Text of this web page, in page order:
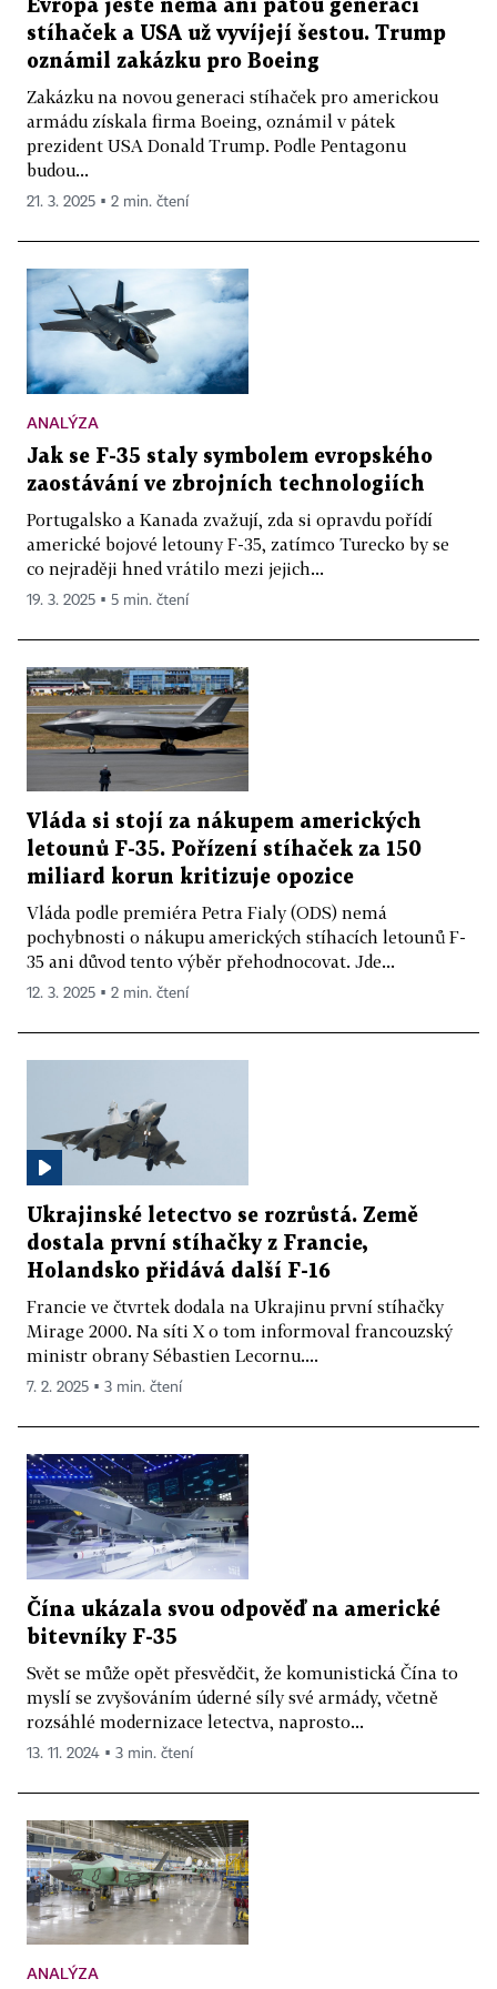
Evropa ještě nemá ani pátou generaci
stíhaček a USA už vyvíjejí šestou. Trump
oznámil zakázku pro Boeing
Zakázku na novou generaci stíhaček pro americkou
armádu získala firma Boeing, oznámil v pátek
prezident USA Donald Trump. Podle Pentagonu
budou...
21. 3. 2025 ▪ 2 min. čtení
ANALÝZA
Jak se F-35 staly symbolem evropského
zaostávání ve zbrojních technologiích
Portugalsko a Kanada zvažují, zda si opravdu pořídí
americké bojové letouny F-35, zatímco Turecko by se
co nejraději hned vrátilo mezi jejich...
19. 3. 2025 ▪ 5 min. čtení
Vláda si stojí za nákupem amerických
letounů F-35. Pořízení stíhaček za 150
miliard korun kritizuje opozice
Vláda podle premiéra Petra Fialy (ODS) nemá
pochybnosti o nákupu amerických stíhacích letounů F-
35 ani důvod tento výběr přehodnocovat. Jde...
12. 3. 2025 ▪ 2 min. čtení
Ukrajinské letectvo se rozrůstá. Země
dostala první stíhačky z Francie,
Holandsko přidává další F-16
Francie ve čtvrtek dodala na Ukrajinu první stíhačky
Mirage 2000. Na síti X o tom informoval francouzský
ministr obrany Sébastien Lecornu....
7. 2. 2025 ▪ 3 min. čtení
Čína ukázala svou odpověď na americké
bitevníky F-35
Svět se může opět přesvědčit, že komunistická Čína to
myslí se zvyšováním úderné síly své armády, včetně
rozsáhlé modernizace letectva, naprosto...
13. 11. 2024 ▪ 3 min. čtení
ANALÝZA